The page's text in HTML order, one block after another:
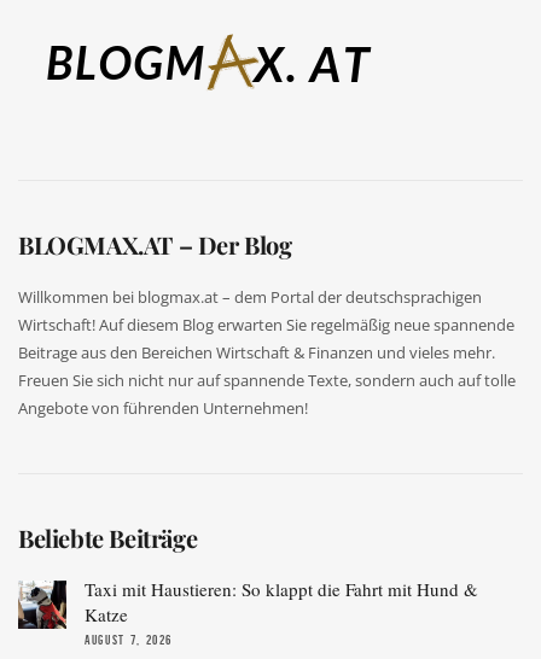
BLOGMAX.AT – Der Blog
Willkommen bei blogmax.at – dem Portal der deutschsprachigen
Wirtschaft! Auf diesem Blog erwarten Sie regelmäßig neue spannende
Beitrage aus den Bereichen Wirtschaft & Finanzen und vieles mehr.
Freuen Sie sich nicht nur auf spannende Texte, sondern auch auf tolle
Angebote von führenden Unternehmen!
Beliebte Beiträge
Taxi mit Haustieren: So klappt die Fahrt mit Hund &
Katze
AUGUST 7, 2026